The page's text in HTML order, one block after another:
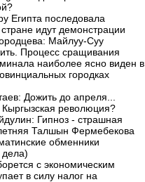
Египта последовала
идут демонстрации
Майлуу-Суу
Процесс сращивания
наиболее ясно виден в
городках
Дожить до апреля...
Кыргызская революция?
Гипноз - страшная
Талшын Фермебекова
обменники
дела)
с экономическим
в силу налог на